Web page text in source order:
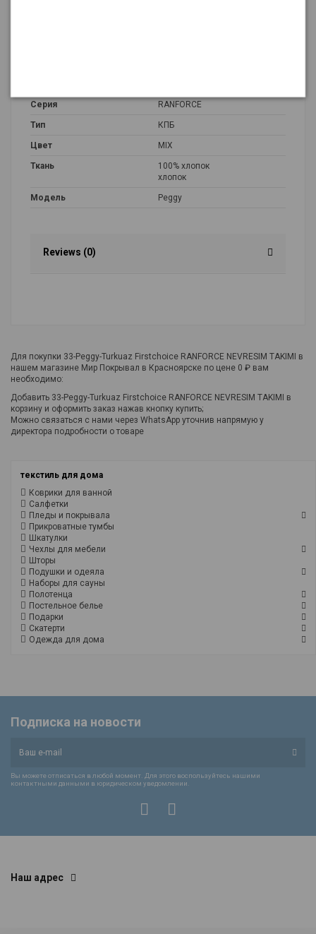
Серия RANFORCE
Тип КПБ
Цвет MIX
Ткань
100% хлопок
хлопок
Модель Peggy
Reviews (0)
Для покупки 33-Peggy-Turkuaz Firstchoice RANFORCE NEVRESIM TAKIMI в
нашем магазине Мир Покрывал в Красноярске по цене 0 ₽ вам
необходимо:
Добавить 33-Peggy-Turkuaz Firstchoice RANFORCE NEVRESIM TAKIMI в
корзину и оформить заказ нажав кнопку купить;
Можно связаться с нами через WhatsApp уточнив напрямую у
директора подробности о товаре
текстиль для дома
Коврики для ванной
Салфетки
Пледы и покрывала
Прикроватные тумбы
Шкатулки
Чехлы для мебели
Шторы
Подушки и одеяла
Наборы для сауны
Полотенца
Постельное белье
Подарки
Скатерти
Одежда для дома
Подписка на новости
Вы можете отписаться в любой момент. Для этого воспользуйтесь нашими
контактными данными в юридическом уведомлении.
Наш адрес